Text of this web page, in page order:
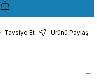
Tavsiye Et
Ürünü Paylaş